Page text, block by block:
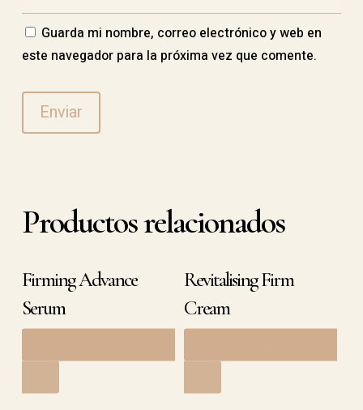
Guarda mi nombre, correo electrónico y web en
este navegador para la próxima vez que comente.
Productos relacionados
Firming Advance
Serum
Revitalising Firm
Cream